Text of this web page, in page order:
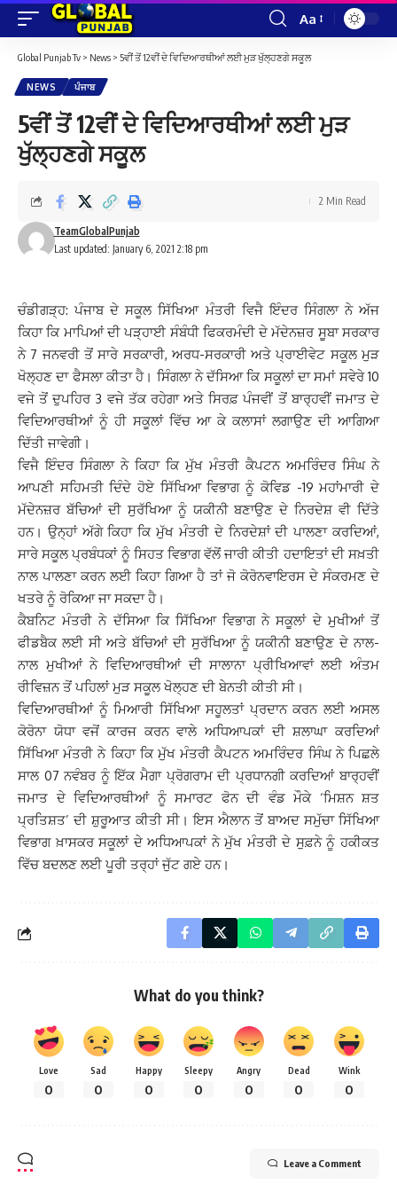
Font
Aa
Global Punjab Tv > News > 5ਵੀਂ ਤੋਂ 12ਵੀਂ ਦੇ ਵਿਦਿਆਰਥੀਆਂ ਲਈ ਮੁੜ ਖੁੱਲ੍ਹਣਗੇ ਸਕੂਲ
NEWS ਪੰਜਾਬ
5ਵੀਂ ਤੋਂ 12ਵੀਂ ਦੇ ਵਿਦਿਆਰਥੀਆਂ ਲਈ ਮੁੜ
ਖੁੱਲ੍ਹਣਗੇ ਸਕੂਲ
Last updated: January 6, 2021 2:18 pm
TeamGlobalPunjab
2 Min Read
ਚੰਡੀਗੜ੍ਹ: ਪੰਜਾਬ ਦੇ ਸਕੂਲ ਸਿੱਖਿਆ ਮੰਤਰੀ ਵਿਜੈ ਇੰਦਰ ਸਿੰਗਲਾ ਨੇ ਅੱਜ
ਕਿਹਾ ਕਿ ਮਾਪਿਆਂ ਦੀ ਪੜ੍ਹਾਈ ਸੰਬੰਧੀ ਫਿਕਰਮੰਦੀ ਦੇ ਮੱਦੇਨਜ਼ਰ ਸੂਬਾ ਸਰਕਾਰ
ਨੇ 7 ਜਨਵਰੀ ਤੋਂ ਸਾਰੇ ਸਰਕਾਰੀ, ਅਰਧ-ਸਰਕਾਰੀ ਅਤੇ ਪ੍ਰਾਈਵੇਟ ਸਕੂਲ ਮੁੜ
ਖੋਲ੍ਹਣ ਦਾ ਫੈਸਲਾ ਕੀਤਾ ਹੈ। ਸਿੰਗਲਾ ਨੇ ਦੱਸਿਆ ਕਿ ਸਕੂਲਾਂ ਦਾ ਸਮਾਂ ਸਵੇਰੇ 10
ਵਜੇ ਤੋਂ ਦੁਪਹਿਰ 3 ਵਜੇ ਤੱਕ ਰਹੇਗਾ ਅਤੇ ਸਿਰਫ਼ ਪੰਜਵੀਂ ਤੋਂ ਬਾਰ੍ਹਵੀਂ ਜਮਾਤ ਦੇ
ਵਿਦਿਆਰਥੀਆਂ ਨੂੰ ਹੀ ਸਕੂਲਾਂ ਵਿੱਚ ਆ ਕੇ ਕਲਾਸਾਂ ਲਗਾਉਣ ਦੀ ਆਗਿਆ
ਦਿੱਤੀ ਜਾਵੇਗੀ।
ਵਿਜੈ ਇੰਦਰ ਸਿੰਗਲਾ ਨੇ ਕਿਹਾ ਕਿ ਮੁੱਖ ਮੰਤਰੀ ਕੈਪਟਨ ਅਮਰਿੰਦਰ ਸਿੰਘ ਨੇ
ਆਪਣੀ ਸਹਿਮਤੀ ਦਿੰਦੇ ਹੋਏ ਸਿੱਖਿਆ ਵਿਭਾਗ ਨੂੰ ਕੋਵਿਡ -19 ਮਹਾਂਮਾਰੀ ਦੇ
ਮੱਦੇਨਜ਼ਰ ਬੱਚਿਆਂ ਦੀ ਸੁਰੱਖਿਆ ਨੂੰ ਯਕੀਨੀ ਬਣਾਉਣ ਦੇ ਨਿਰਦੇਸ਼ ਵੀ ਦਿੱਤੇ
ਹਨ। ਉਨ੍ਹਾਂ ਅੱਗੇ ਕਿਹਾ ਕਿ ਮੁੱਖ ਮੰਤਰੀ ਦੇ ਨਿਰਦੇਸ਼ਾਂ ਦੀ ਪਾਲਣਾ ਕਰਦਿਆਂ,
ਸਾਰੇ ਸਕੂਲ ਪ੍ਰਬੰਧਕਾਂ ਨੂੰ ਸਿਹਤ ਵਿਭਾਗ ਵੱਲੋਂ ਜਾਰੀ ਕੀਤੀ ਹਦਾਇਤਾਂ ਦੀ ਸਖ਼ਤੀ
ਨਾਲ ਪਾਲਣਾ ਕਰਨ ਲਈ ਕਿਹਾ ਗਿਆ ਹੈ ਤਾਂ ਜੋ ਕੋਰੋਨਵਾਇਰਸ ਦੇ ਸੰਕਰਮਣ ਦੇ
ਖਤਰੇ ਨੂੰ ਰੋਕਿਆ ਜਾ ਸਕਦਾ ਹੈ।
ਕੈਬਨਿਟ ਮੰਤਰੀ ਨੇ ਦੱਸਿਆ ਕਿ ਸਿੱਖਿਆ ਵਿਭਾਗ ਨੇ ਸਕੂਲਾਂ ਦੇ ਮੁਖੀਆਂ ਤੋਂ
ਫੀਡਬੈਕ ਲਈ ਸੀ ਅਤੇ ਬੱਚਿਆਂ ਦੀ ਸੁਰੱਖਿਆ ਨੂੰ ਯਕੀਨੀ ਬਣਾਉਣ ਦੇ ਨਾਲ-
ਨਾਲ ਮੁਖੀਆਂ ਨੇ ਵਿਦਿਆਰਥੀਆਂ ਦੀ ਸਾਲਾਨਾ ਪ੍ਰੀਖਿਆਵਾਂ ਲਈ ਅੰਤਮ
ਰੀਵਿਜ਼ਨ ਤੋਂ ਪਹਿਲਾਂ ਮੁੜ ਸਕੂਲ ਖੋਲ੍ਹਣ ਦੀ ਬੇਨਤੀ ਕੀਤੀ ਸੀ।
ਵਿਦਿਆਰਥੀਆਂ ਨੂੰ ਮਿਆਰੀ ਸਿੱਖਿਆ ਸਹੂਲਤਾਂ ਪ੍ਰਦਾਨ ਕਰਨ ਲਈ ਅਸਲ
ਕੋਰੋਨਾ ਯੋਧਾ ਵਜੋਂ ਕਾਰਜ ਕਰਨ ਵਾਲੇ ਅਧਿਆਪਕਾਂ ਦੀ ਸ਼ਲਾਘਾ ਕਰਦਿਆਂ
ਸਿੱਖਿਆ ਮੰਤਰੀ ਨੇ ਕਿਹਾ ਕਿ ਮੁੱਖ ਮੰਤਰੀ ਕੈਪਟਨ ਅਮਰਿੰਦਰ ਸਿੰਘ ਨੇ ਪਿਛਲੇ
ਸਾਲ 07 ਨਵੰਬਰ ਨੂੰ ਇੱਕ ਮੈਗਾ ਪ੍ਰੋਗਰਾਮ ਦੀ ਪ੍ਰਧਾਨਗੀ ਕਰਦਿਆਂ ਬਾਰ੍ਹਵੀਂ
ਜਮਾਤ ਦੇ ਵਿਦਿਆਰਥੀਆਂ ਨੂੰ ਸਮਾਰਟ ਫੋਨ ਦੀ ਵੰਡ ਮੌਕੇ ‘ਮਿਸ਼ਨ ਸ਼ਤ
ਪ੍ਰਤਿਸ਼ਤ’ ਦੀ ਸ਼ੁਰੂਆਤ ਕੀਤੀ ਸੀ। ਇਸ ਐਲਾਨ ਤੋਂ ਬਾਅਦ ਸਮੁੱਚਾ ਸਿੱਖਿਆ
ਵਿਭਾਗ ਖ਼ਾਸਕਰ ਸਕੂਲਾਂ ਦੇ ਅਧਿਆਪਕਾਂ ਨੇ ਮੁੱਖ ਮੰਤਰੀ ਦੇ ਸੁਫ਼ਨੇ ਨੂੰ ਹਕੀਕਤ
ਵਿੱਚ ਬਦਲਣ ਲਈ ਪੂਰੀ ਤਰ੍ਹਾਂ ਜੁੱਟ ਗਏ ਹਨ।
What do you think?
Love
0
Sad
0
Happy
0
Sleepy
0
Angry
0
Dead
0
Wink
0
Leave a Comment